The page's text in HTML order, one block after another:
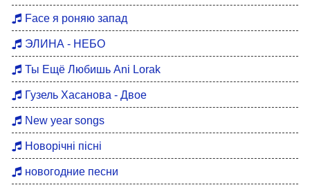
Face я роняю запад
ЭЛИНА - НЕБО
Ты Ещё Любишь Ani Lorak
Гузель Хасанова - Двое
New year songs
Новорічні пісні
новогодние песни